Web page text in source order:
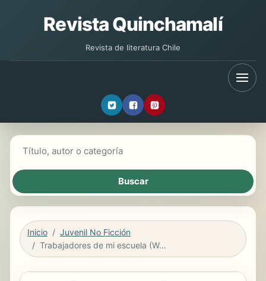
Revista Quinchamalí
Revista de literatura Chile
Inicio
Juvenil No Ficción
Trabajadores de mi escuela (Workers at My School)